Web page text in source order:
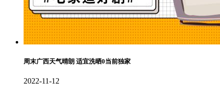
周末广西天气晴朗 适宜洗晒0当前独家
2022-11-12